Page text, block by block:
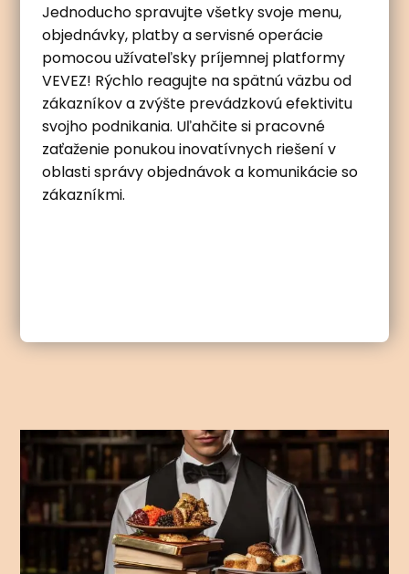
Jednoducho spravujte všetky svoje menu,
objednávky, platby a servisné operácie
pomocou užívateľsky príjemnej platformy
VEVEZ! Rýchlo reagujte na spätnú väzbu od
zákazníkov a zvýšte prevádzkovú efektivitu
svojho podnikania. Uľahčite si pracovné
zaťaženie ponukou inovatívnych riešení v
oblasti správy objednávok a komunikácie so
zákazníkmi.